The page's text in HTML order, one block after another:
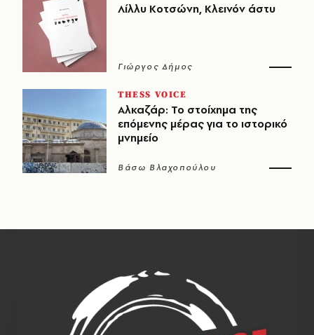
Λίλλυ Κοτσώνη, Κλεινόν άστυ
Γιώργος Δήμος
THESS VOICE
Αλκαζάρ: Το στοίχημα της
επόμενης μέρας για το ιστορικό
μνημείο
Βάσω Βλαχοπούλου